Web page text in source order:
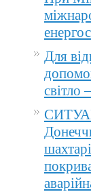
Для
світло